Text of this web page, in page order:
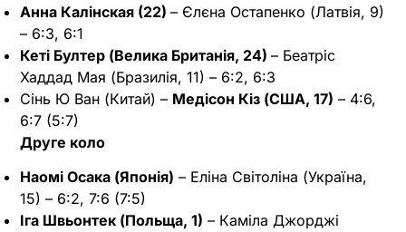
Анна Калінская (22) – Єлєна Остапенко (Латвія, 9)
– 6:3, 6:1
Кеті Бултер (Велика Британія, 24) – Беатріс
Хаддад Мая (Бразилія, 11) – 6:2, 6:3
Сінь Ю Ван (Китай) – Медісон Кіз (США, 17) – 4:6,
6:7 (5:7)
Друге коло
Наомі Осака (Японія) – Еліна Світоліна (Україна,
15) – 6:2, 7:6 (7:5)
Іга Швьонтек (Польща, 1) – Каміла Джорджі